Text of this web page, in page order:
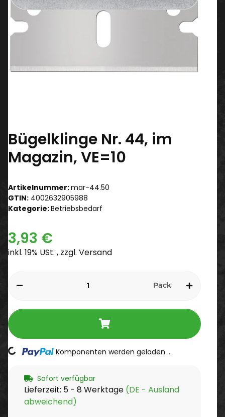
Bügelklinge Nr. 44, im
Magazin, VE=10
Artikelnummer:mar-44.50
GTIN: 4002632905988
Kategorie:Betriebsbedarf
3,93 €
inkl. 19% USt. , zzgl. Versand
Pack
Loading... Komponenten werden geladen ...
Sofort verfügbar
Lieferzeit: 5 - 8 Werktage (DE - Ausland
abweichend)